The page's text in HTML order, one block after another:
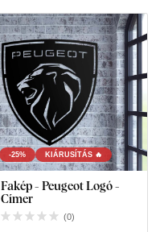
-25% KIÁRUSÍTÁS 🔥
Fakép - Peugeot Logó -
Címer
(0)